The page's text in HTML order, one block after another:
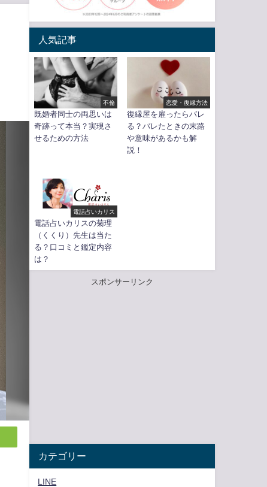
人気記事
不倫
既婚者同士の両思いは
奇跡って本当？実現さ
せるための方法
恋愛・復縁方法
復縁屋を雇ったらバレ
る？バレたときの末路
や意味があるかも解
説！
電話占いカリス
電話占いカリスの菊理
（くくり）先生は当た
る？口コミと鑑定内容
は？
スポンサーリンク
カテゴリー
LINE